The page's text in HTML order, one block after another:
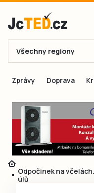
E-mail
Všechny regiony
Zprávy Doprava
Odpočinek na
úlů